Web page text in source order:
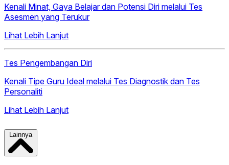
Kenali Minat, Gaya Belajar dan Potensi Diri melalui Tes
Asesmen yang Terukur
Lihat Lebih Lanjut
Tes Pengembangan Diri
Kenali Tipe Guru Ideal melalui Tes Diagnostik dan Tes
Personaliti
Lihat Lebih Lanjut
Lainnya